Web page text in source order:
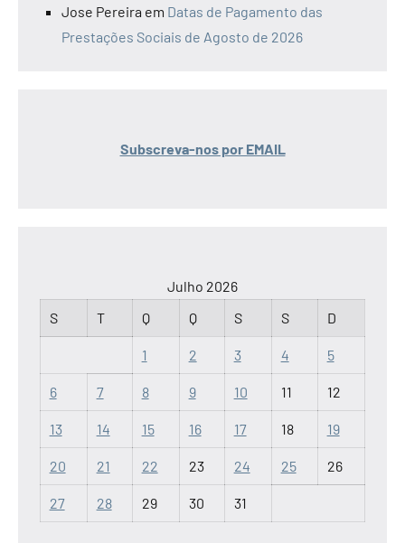
Jose Pereira em Datas de Pagamento das
Prestações Sociais de Agosto de 2026
Subscreva-nos por EMAIL
Julho 2026
S
T Q Q S S D
1 2 3 4 5
6 7 8 9 10 11 12
13 14 15 16 17 18 19
20 21 22 23 24 25 26
27 28 29 30 31